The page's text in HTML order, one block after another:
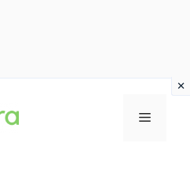
MENU